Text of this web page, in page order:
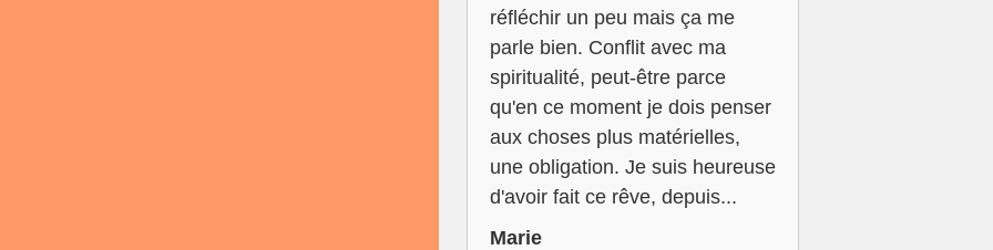
réfléchir un peu mais ça me
parle bien. Conflit avec ma
spiritualité, peut-être parce
qu'en ce moment je dois penser
aux choses plus matérielles,
une obligation. Je suis heureuse
d'avoir fait ce rêve, depuis...
Marie